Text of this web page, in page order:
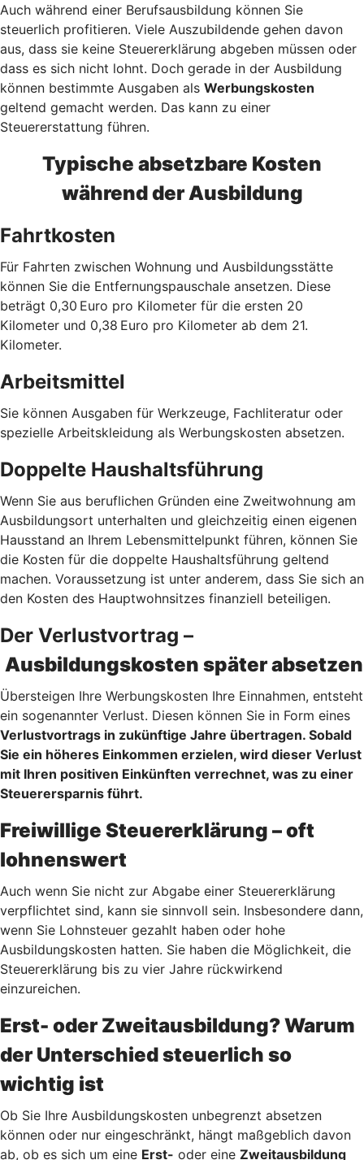
Auch während einer Berufsausbildung können Sie
steuerlich profitieren. Viele Auszubildende gehen davon
aus, dass sie keine Steuererklärung abgeben müssen oder
dass es sich nicht lohnt. Doch gerade in der Ausbildung
können bestimmte Ausgaben als Werbungskosten
geltend gemacht werden. Das kann zu einer
Steuererstattung führen.
Typische absetzbare Kosten
während der Ausbildung
Fahrtkosten
Für Fahrten zwischen Wohnung und Ausbildungsstätte
können Sie die Entfernungspauschale ansetzen. Diese
beträgt 0,30 Euro pro Kilometer für die ersten 20
Kilometer und 0,38 Euro pro Kilometer ab dem 21.
Kilometer.
Arbeitsmittel
Sie können Ausgaben für Werkzeuge, Fachliteratur oder
spezielle Arbeitskleidung als Werbungskosten absetzen.
Doppelte Haushaltsführung
Wenn Sie aus beruflichen Gründen eine Zweitwohnung am
Ausbildungsort unterhalten und gleichzeitig einen eigenen
Hausstand an Ihrem Lebensmittelpunkt führen, können Sie
die Kosten für die doppelte Haushaltsführung geltend
machen. Voraussetzung ist unter anderem, dass Sie sich an
den Kosten des Hauptwohnsitzes finanziell beteiligen.
Der Verlustvortrag –
Ausbildungskosten später absetzen
Übersteigen Ihre Werbungskosten Ihre Einnahmen, entsteht
ein sogenannter Verlust. Diesen können Sie in Form eines
Verlustvortrags in zukünftige Jahre übertragen. Sobald
Sie ein höheres Einkommen erzielen, wird dieser Verlust
mit Ihren positiven Einkünften verrechnet, was zu einer
Steuerersparnis führt.
Freiwillige Steuererklärung – oft
lohnenswert
Auch wenn Sie nicht zur Abgabe einer Steuererklärung
verpflichtet sind, kann sie sinnvoll sein. Insbesondere dann,
wenn Sie Lohnsteuer gezahlt haben oder hohe
Ausbildungskosten hatten. Sie haben die Möglichkeit, die
Steuererklärung bis zu vier Jahre rückwirkend
einzureichen.
Erst- oder Zweitausbildung? Warum
der Unterschied steuerlich so
wichtig ist
Ob Sie Ihre Ausbildungskosten unbegrenzt absetzen
können oder nur eingeschränkt, hängt maßgeblich davon
ab, ob es sich um eine Erst- oder eine Zweitausbildung